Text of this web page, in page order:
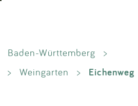
Baden-Württemberg
>
> Weingarten > Eichenweg